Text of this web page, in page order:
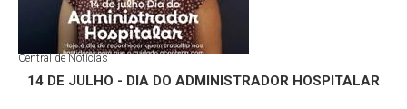
Central de Notícias
14 DE JULHO - DIA DO ADMINISTRADOR HOSPITALAR